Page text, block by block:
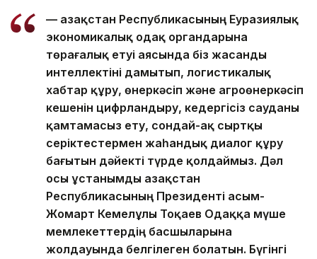
— Қазақстан Республикасының Еуразиялық
экономикалық одақ органдарына
төрағалық етуі аясында біз жасанды
интеллектіні дамытып, логистикалық
хабтар құру, өнеркәсіп және агроөнеркәсіп
кешенін цифрландыру, кедергісіз сауданы
қамтамасыз ету, сондай-ақ сыртқы
серіктестермен жаһандық диалог құру
бағытын дәйекті түрде қолдаймыз. Дәл
осы ұстанымды Қазақстан
Республикасының Президенті Қасым-
Жомарт Кемелұлы Тоқаев Одаққа мүше
мемлекеттердің басшыларына
жолдауында белгілеген болатын. Бүгінгі